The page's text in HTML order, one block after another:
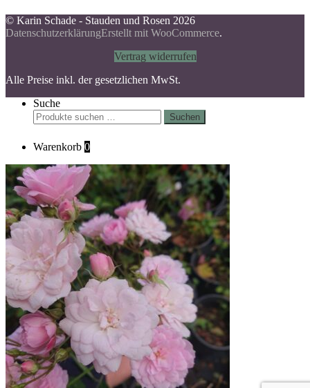
© Karin Schade - Stauden und Rosen 2026
DatenschutzerklärungErstellt mit WooCommerce.
Vertrag widerrufen
Alle Preise inkl. der gesetzlichen MwSt.
Suche
Suchen
nach:
Suchen
Warenkorb 0